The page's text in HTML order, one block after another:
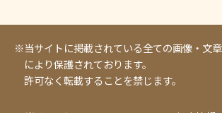
※当サイトに掲載されている全ての画像・文
により保護されております。
許可なく転載することを禁じます。